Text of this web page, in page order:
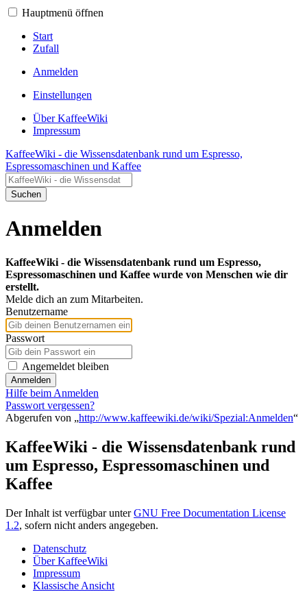
Hauptmenü öffnen
Start
Zufall
Anmelden
Einstellungen
Über KaffeeWiki
Impressum
KaffeeWiki - die Wissensdatenbank rund um Espresso,
Espressomaschinen und Kaffee
Suchen
Anmelden
KaffeeWiki - die Wissensdatenbank rund um Espresso,
Espressomaschinen und Kaffee wurde von Menschen wie dir
erstellt.
Melde dich an zum Mitarbeiten.
Benutzername
Passwort
Angemeldet bleiben
Anmelden
Hilfe beim Anmelden
Passwort vergessen?
Abgerufen von „http://www.kaffeewiki.de/wiki/Spezial:Anmelden“
KaffeeWiki - die Wissensdatenbank rund
um Espresso, Espressomaschinen und
Kaffee
Der Inhalt ist verfügbar unterGNU Free Documentation License
1.2, sofern nicht anders angegeben.
Datenschutz
Über KaffeeWiki
Impressum
Klassische Ansicht